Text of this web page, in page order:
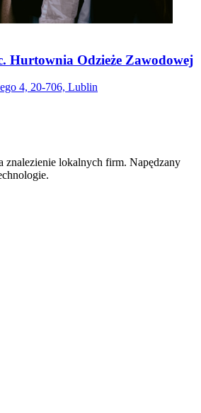
Odzieże Zawodowej
4, 20-706, Lublin
znalezienie lokalnych firm. Napędzany